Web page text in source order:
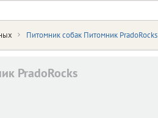
Питомник собак Питомник PradoRocks
PradoRocks